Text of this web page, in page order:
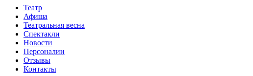
Театр
Афиша
Театральная весна
Спектакли
Новости
Персоналии
Отзывы
Контакты